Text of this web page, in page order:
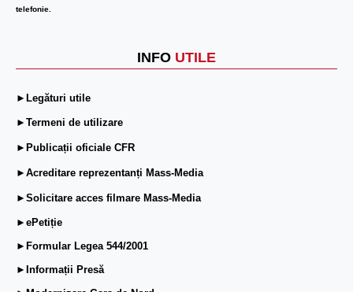
telefonie.
INFO UTILE
►Legături utile
►Termeni de utilizare
►Publicații oficiale CFR
►Acreditare reprezentanți Mass-Media
►Solicitare acces filmare Mass-Media
►ePetiție
►Formular Legea 544/2001
►Informații Presă